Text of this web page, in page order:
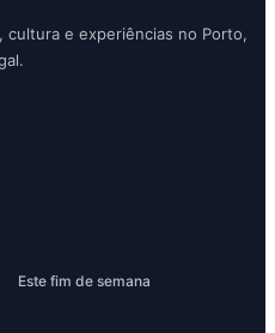
e experiências no Porto,
Este fim de semana